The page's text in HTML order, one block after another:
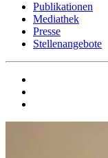
Publikationen
Mediathek
Presse
Stellenangebote